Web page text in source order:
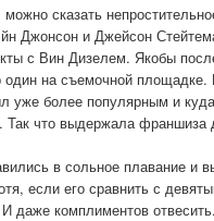
сказать
Джонсон и Джейсон
с Вин Дизелем. Якобы
один на съемочной площадке.
уже более популярным и
что выдержала франшиза
в сольное плавание и
если его сравнить с
даже комплиментов